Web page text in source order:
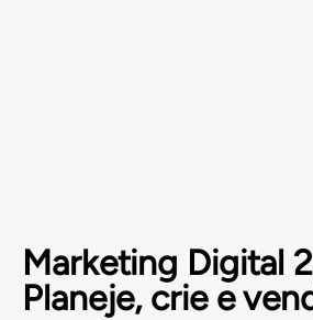
Marketing Digital
Planeje, crie e